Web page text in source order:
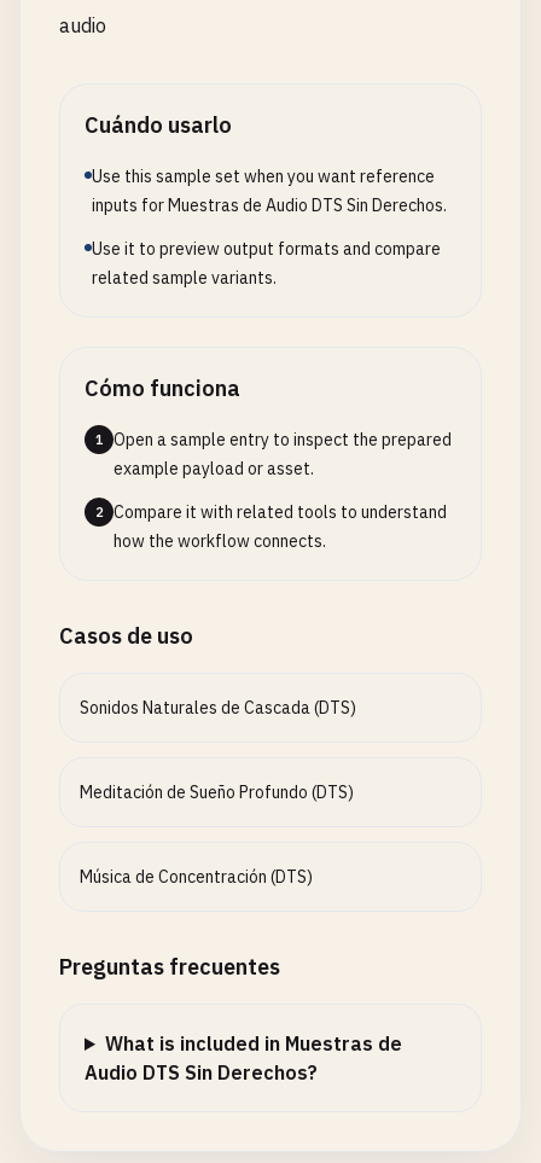
audio
Cuándo usarlo
Use this sample set when you want reference
inputs for Muestras de Audio DTS Sin Derechos.
Use it to preview output formats and compare
related sample variants.
Cómo funciona
1
Open a sample entry to inspect the prepared
example payload or asset.
2
Compare it with related tools to understand
how the workflow connects.
Casos de uso
Sonidos Naturales de Cascada (DTS)
Meditación de Sueño Profundo (DTS)
Música de Concentración (DTS)
Preguntas frecuentes
What is included in Muestras de
Audio DTS Sin Derechos?